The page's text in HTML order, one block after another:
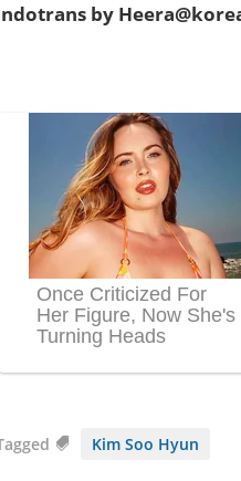
by
Kim Soo Hyun